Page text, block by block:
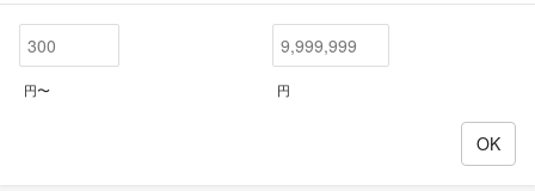
円〜 円